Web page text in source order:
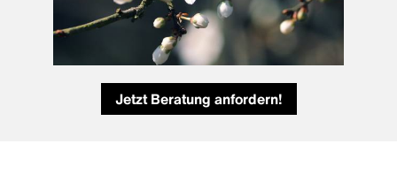
Jetzt Beratung anfordern!